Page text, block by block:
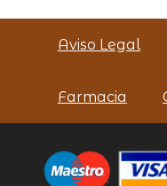
Aviso Legal
Farmacia